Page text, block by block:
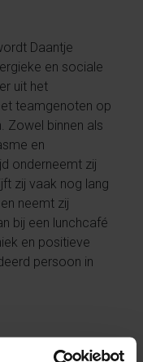
Daantje
en sociale
uit het
teamgenoten op
Zowel binnen als
en
onderneemt zij
zij vaak nog lang
neemt zij
bij een lunchcafé
en positieve
persoon in
vervolgen aan